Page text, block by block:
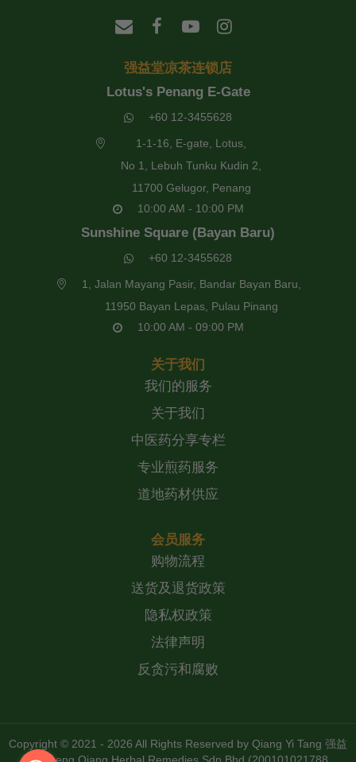
强益堂凉茶连锁店
Lotus's Penang E-Gate
+60 12-3455628
1-1-16, E-gate, Lotus,
No 1, Lebuh Tunku Kudin 2,
11700 Gelugor, Penang
10:00 AM - 10:00 PM
Sunshine Square (Bayan Baru)
+60 12-3455628
1, Jalan Mayang Pasir, Bandar Bayan Baru,
11950 Bayan Lepas, Pulau Pinang
10:00 AM - 09:00 PM
关于我们
我们的服务
关于我们
中医药分享专栏
专业煎药服务
道地药材供应
会员服务
购物流程
送货及退货政策
隐私权政策
法律声明
反贪污和腐败
Copyright © 2021 - 2026 All Rights Reserved by Qiang Yi Tang 强益